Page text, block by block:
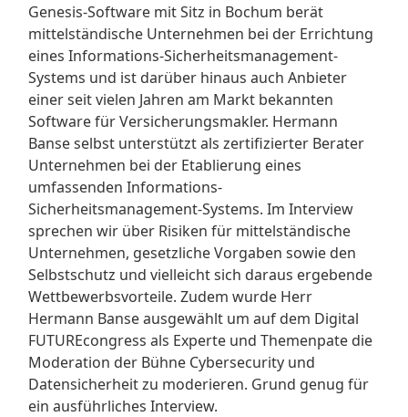
Genesis-Software mit Sitz in Bochum berät
mittelständische Unternehmen bei der Errichtung
eines Informations-Sicherheitsmanagement-
Systems und ist darüber hinaus auch Anbieter
einer seit vielen Jahren am Markt bekannten
Software für Versicherungsmakler. Hermann
Banse selbst unterstützt als zertifizierter Berater
Unternehmen bei der Etablierung eines
umfassenden Informations-
Sicherheitsmanagement-Systems. Im Interview
sprechen wir über Risiken für mittelständische
Unternehmen, gesetzliche Vorgaben sowie den
Selbstschutz und vielleicht sich daraus ergebende
Wettbewerbsvorteile. Zudem wurde Herr
Hermann Banse ausgewählt um auf dem Digital
FUTUREcongress als Experte und Themenpate die
Moderation der Bühne Cybersecurity und
Datensicherheit zu moderieren. Grund genug für
ein ausführliches Interview.